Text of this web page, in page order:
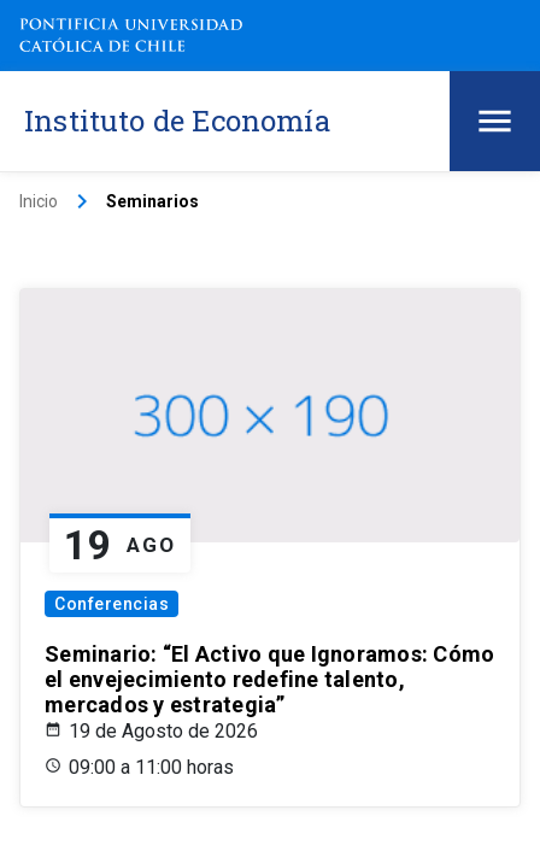
Instituto de Economía
Inicio keyboard_arrow_right Seminarios
19 AGO
Conferencias
Seminario: “El Activo que Ignoramos: Cómo
el envejecimiento redefine talento,
mercados y estrategia”
19 de Agosto de 2026
09:00 a 11:00 horas